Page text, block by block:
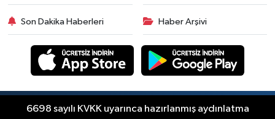
Son Dakika Haberleri Haber Arşivi
RSS
Copyright © Akhisar Press Haber 2012-2026 Her
6698 sayılı KVKK uyarınca hazırlanmış aydınlatma